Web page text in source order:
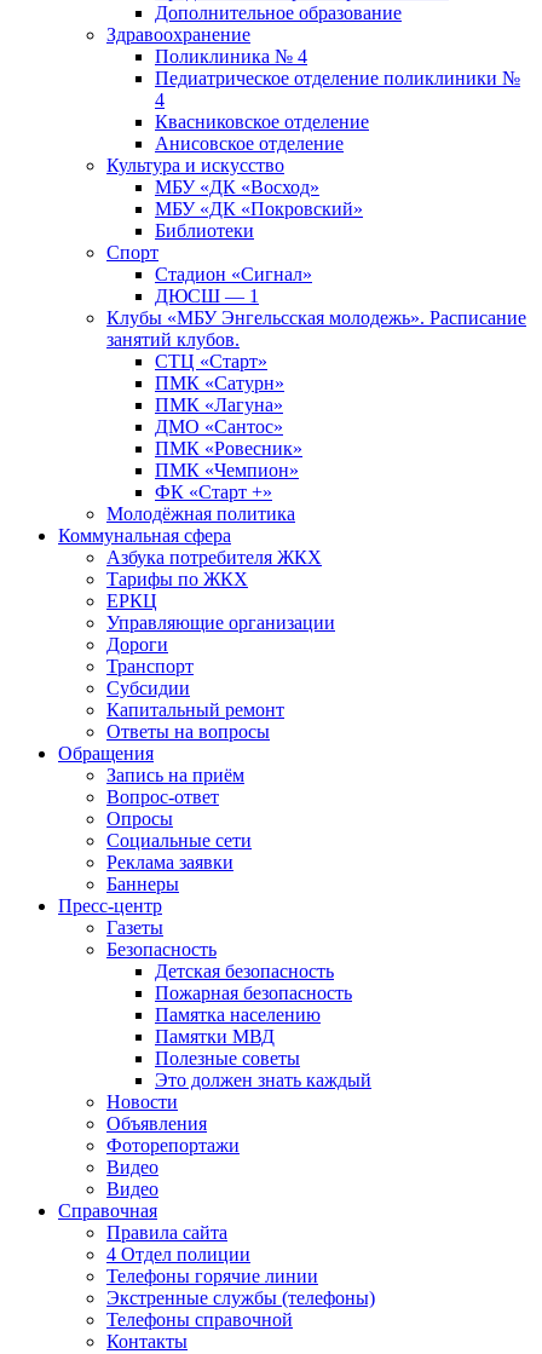
Дополнительное образование
Здравоохранение
Поликлиника № 4
Педиатрическое отделение поликлиники №
4
Квасниковское отделение
Анисовское отделение
Культура и искусство
МБУ «ДК «Восход»
МБУ «ДК «Покровский»
Библиотеки
Спорт
Стадион «Сигнал»
ДЮСШ — 1
Клубы «МБУ Энгельсская молодежь». Расписание
занятий клубов.
СТЦ «Старт»
ПМК «Сатурн»
ПМК «Лагуна»
ДМО «Сантос»
ПМК «Ровесник»
ПМК «Чемпион»
ФК «Старт +»
Молодёжная политика
Коммунальная сфера
Азбука потребителя ЖКХ
Тарифы по ЖКХ
ЕРКЦ
Управляющие организации
Дороги
Транспорт
Субсидии
Капитальный ремонт
Ответы на вопросы
Обращения
Запись на приём
Вопрос-ответ
Опросы
Социальные сети
Реклама заявки
Баннеры
Пресс-центр
Газеты
Безопасность
Детская безопасность
Пожарная безопасность
Памятка населению
Памятки МВД
Полезные советы
Это должен знать каждый
Новости
Объявления
Фоторепортажи
Видео
Видео
Справочная
Правила сайта
4 Отдел полиции
Телефоны горячие линии
Экстренные службы (телефоны)
Телефоны справочной
Контакты